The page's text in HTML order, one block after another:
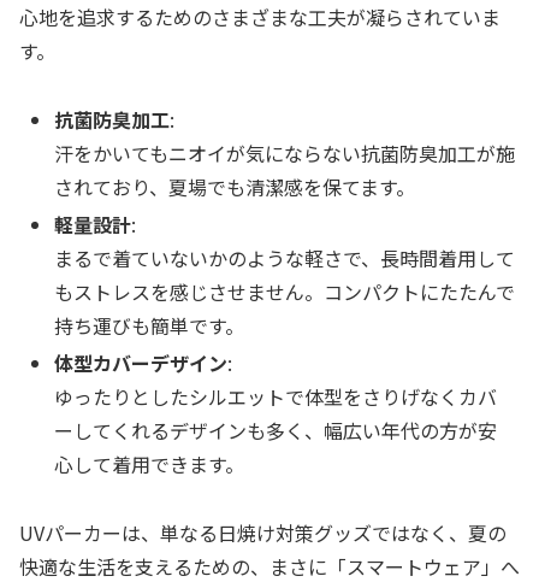
心地を追求するためのさまざまな工夫が凝らされていま
す。
抗菌防臭加工:
汗をかいてもニオイが気にならない抗菌防臭加工が施
されており、夏場でも清潔感を保てます。
軽量設計:
まるで着ていないかのような軽さで、長時間着用して
もストレスを感じさせません。コンパクトにたたんで
持ち運びも簡単です。
体型カバーデザイン:
ゆったりとしたシルエットで体型をさりげなくカバ
ーしてくれるデザインも多く、幅広い年代の方が安
心して着用できます。
UVパーカーは、単なる日焼け対策グッズではなく、夏の
快適な生活を支えるための、まさに「スマートウェア」へ